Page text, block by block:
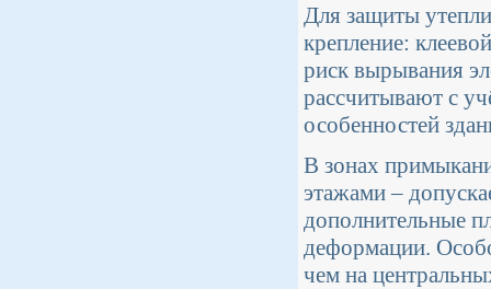
Для защиты
крепление:
риск вырывания
рассчитывают с
особенностей
В зонах
этажами –
дополнительные
деформации.
чем на